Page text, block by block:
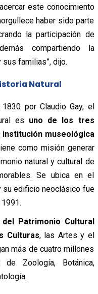
este conocimiento
haber sido parte
la participación de
compartiendo la
familias”, dijo.
Natural
por Claudio Gay, el
es uno de los tres
institución museológica
como misión generar
natural y cultural de
Se ubica en el
su edificio neoclásico fue
Patrimonio Cultural
Culturas, las Artes y el
más de cuatro millones
Zoología, Botánica,